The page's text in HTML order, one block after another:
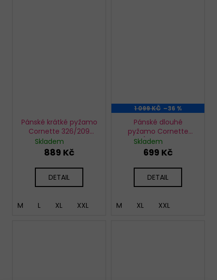
Pánské krátké pyžamo
Cornette 326/209
Pacific
Skladem
889 Kč
DETAIL
M L XL XXL
1 099 KČ –36 %
Pánské dlouhé
pyžamo Cornette
115/289 Winter
Skladem
699 Kč
DETAIL
M XL XXL